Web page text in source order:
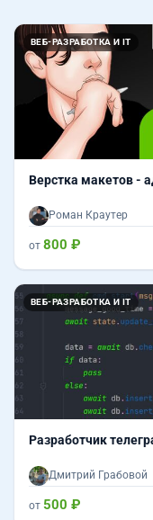
ВЕБ-РАЗРАБОТКА И IT
Верстка макетов -
Роман Краутер
от 800 ₽
ВЕБ-РАЗРАБОТКА И IT
Разработчик
Дмитрий Грабовой
от 500 ₽